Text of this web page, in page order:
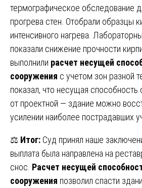
термографическое обследование
прогрева стен. Отобрали образцы
интенсивного нагрева.
показали снижение прочности
выполнили расчет несущей
сооружения с учетом зон разной
показал, что несущая способность
от проектной — здание можно
усилении наиболее пострадавших
⚖️ Итог: Суд принял наше
выплата была направлена на
снос. Расчет несущей
сооружения позволил спасти